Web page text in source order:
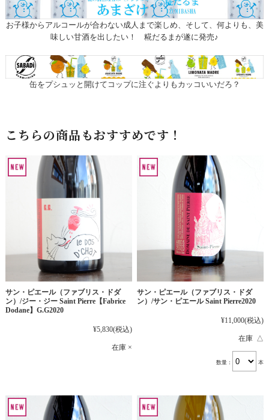
お子様からアルコールが合わない成人まで楽しめ、そして、何よりも、美
味しい甘酒を出したい！ 糀だるまが遂に発売♪
缶をプシュッと開けてコップに注ぐよりもカッコいいだろ？
こちらの商品もおすすめです！
サン・ピエール（ファブリス・ドダ
ン）/ジー・ジー Saint Pierre【Fabrice
Dodane】G.G2020
¥5,830(税込)
在庫 ×
サン・ピエール（ファブリス・ドダ
ン）/サン・ピエール Saint Pierre2020
¥11,000(税込)
在庫 △
数量： 本